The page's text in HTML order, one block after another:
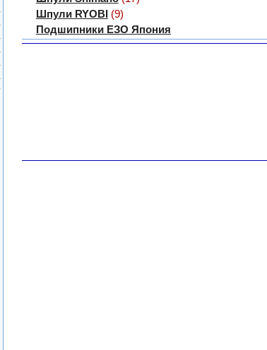
Шпули RYOBI (9)
Подшипники ЕЗО Япония